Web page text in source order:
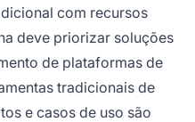
com recursos
deve priorizar soluções
de plataformas de
tradicionais de
e casos de uso são